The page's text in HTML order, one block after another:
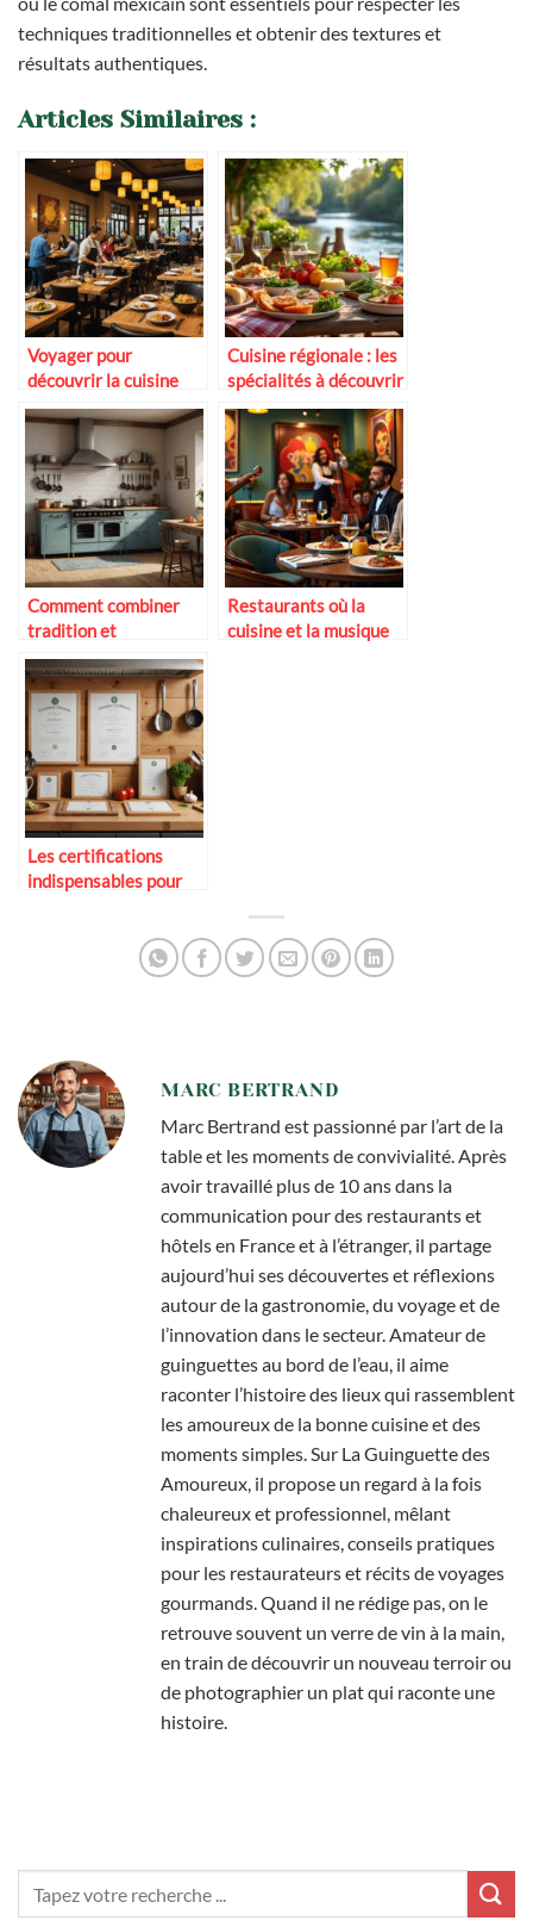
techniques traditionnelles et obtenir des textures et
résultats authentiques.
Articles Similaires :
Voyager pour
découvrir la cuisine
fusion contemporaine
Cuisine régionale : les
spécialités à découvrir
dans les guinguettes
de Loire
Comment combiner
tradition et
technologie en cuisine
Restaurants où la
cuisine et la musique
Les certifications
indispensables pour
MARC BERTRAND
Marc Bertrand est passionné par l’art de la
table et les moments de convivialité. Après
avoir travaillé plus de 10 ans dans la
communication pour des restaurants et
hôtels en France et à l’étranger, il partage
aujourd’hui ses découvertes et réflexions
autour de la gastronomie, du voyage et de
l’innovation dans le secteur. Amateur de
guinguettes au bord de l’eau, il aime
raconter l’histoire des lieux qui rassemblent
les amoureux de la bonne cuisine et des
moments simples. Sur La Guinguette des
Amoureux, il propose un regard à la fois
chaleureux et professionnel, mêlant
inspirations culinaires, conseils pratiques
pour les restaurateurs et récits de voyages
gourmands. Quand il ne rédige pas, on le
retrouve souvent un verre de vin à la main,
en train de découvrir un nouveau terroir ou
de photographier un plat qui raconte une
histoire.